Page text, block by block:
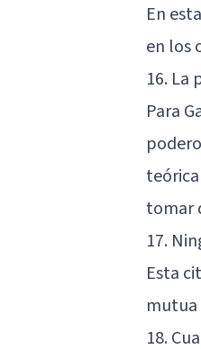
En
en los
16. La
Para
tomar
17.
Esta
mutua
18.